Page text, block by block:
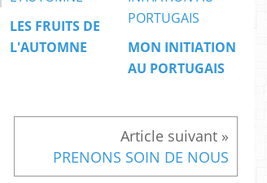
LES FRUITS DE
L'AUTOMNE
MON INITIATION
AU PORTUGAIS
PRENONS SOIN DE NOUS